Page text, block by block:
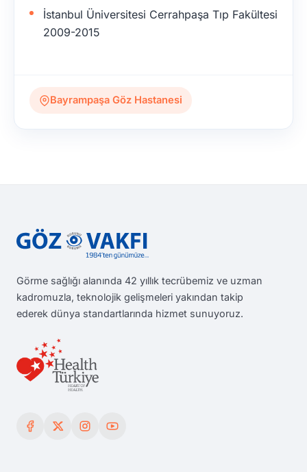
İstanbul Üniversitesi Cerrahpaşa Tıp Fakültesi
2009-2015
Bayrampaşa Göz Hastanesi
Görme sağlığı alanında 42 yıllık tecrübemiz ve uzman
kadromuzla, teknolojik gelişmeleri yakından takip
ederek dünya standartlarında hizmet sunuyoruz.